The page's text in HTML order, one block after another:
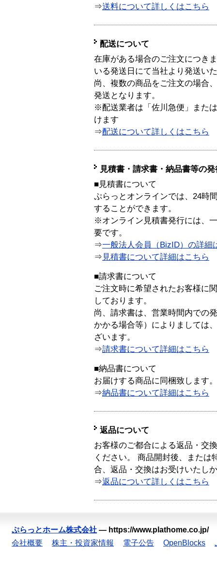
⇒送料について詳しくはこちら
配送について
在庫がある場合のご注文につき
いる発送日にて当社より発送い
尚、複数の商品をご注文の場合
発送となります。
※配送業者は「佐川急便」また
けます
⇒配送について詳しくはこちら
見積書・請求書・納品書等の
■見積書について
ぷらっとオンラインでは、24時
することができます。
※オンライン見積書発行には、
要です。
⇒一般法人会員（BizID）の詳細
⇒ 見積書について詳細はこちら
■請求書について
ご注文時に希望されたお客様に
しております。
尚、請求書は、営業時間内での
かかる場合等）によりましては
ざいます。
⇒請求書について詳細はこちら
■納品書について
お届けする商品に同梱致します。
⇒納品書について詳細はこちら
返品について
お客様のご都合による返品・交
ください。 商品開封後、または
合、返品・交換はお受けいたし
⇒返品について詳しくはこちら
ぷらっとホーム株式会社 — https://www.plathome.co.jp/
会社概要
株主・投資家情報 電子公告 OpenBlocks